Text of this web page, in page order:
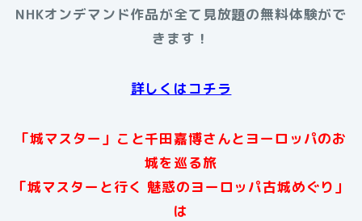
NHKオンデマンド作品が全て見放題の無料体験がで
きます！
詳しくはコチラ
「城マスター」こと千田嘉博さんとヨーロッパのお
城を巡る旅
「城マスターと行く 魅惑のヨーロッパ古城めぐり」
は